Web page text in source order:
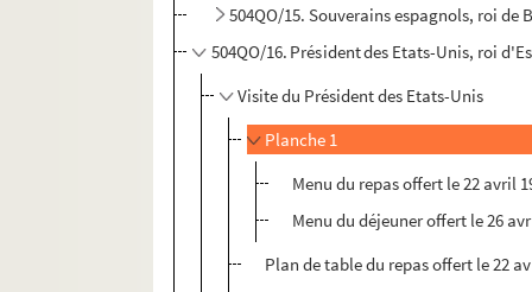
504QO/15. Souverains espagnols, roi
504QO/16. Président des Etats-Unis, roi
Visite du Président des Etats-Unis
Planche 1
Menu du repas offert le 22 avril
Menu du déjeuner offert le 26
Plan de table du repas offert le 22